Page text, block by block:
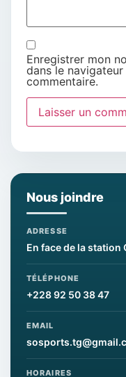
Enregistrer mon
dans le
commentaire.
Nous joindre
ADRESSE
En face de la station
TÉLÉPHONE
+228 92 50 38 47
EMAIL
HORAIRES